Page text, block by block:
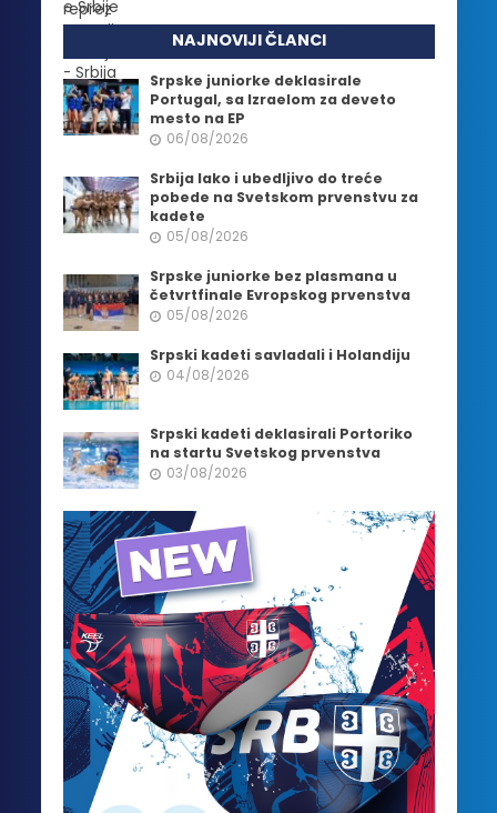
NAJNOVIJI ČLANCI
Srpske juniorke deklasirale
Portugal, sa Izraelom za deveto
mesto na EP
06/08/2026
Srbija lako i ubedljivo do treće
pobede na Svetskom prvenstvu za
kadete
05/08/2026
Srpske juniorke bez plasmana u
četvrtfinale Evropskog prvenstva
05/08/2026
Srpski kadeti savladali i Holandiju
04/08/2026
Srpski kadeti deklasirali Portoriko
na startu Svetskog prvenstva
03/08/2026